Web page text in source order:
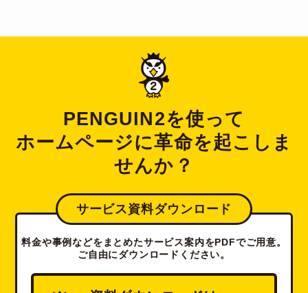
PENGUIN2を使って
ホームページに革命を起こしま
せんか？
サービス資料ダウンロード
料金や事例などをまとめたサービス案内をPDFでご用意。
ご自由にダウンロードください。